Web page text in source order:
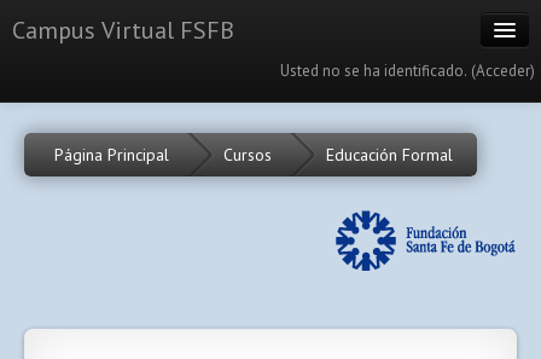
Campus Virtual FSFB
Usted no se ha identificado. (Acceder)
Calendario
Página Principal Cursos Educación Formal